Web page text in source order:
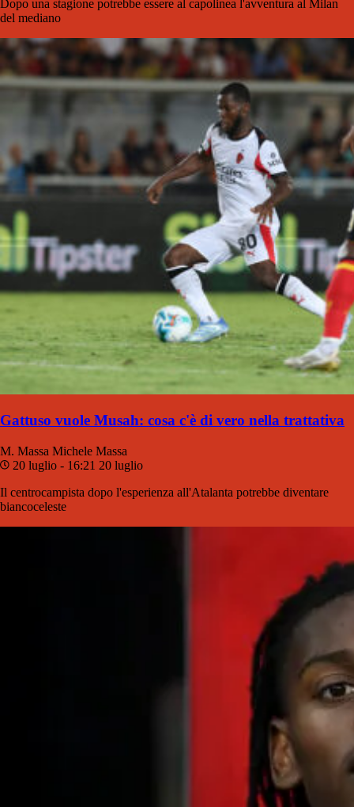
Dopo una stagione potrebbe essere al capolinea l'avventura al Milan
del mediano
Gattuso vuole Musah: cosa c'è di vero nella trattativa
M. Massa Michele Massa
20 luglio - 16:21 20 luglio
Il centrocampista dopo l'esperienza all'Atalanta potrebbe diventare
biancoceleste